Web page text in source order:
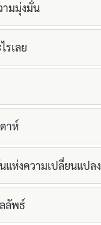
ามมุ่งมั่น
รเลย
าห์
แห่งความเปลี่ยนแปลง
ลัพธ์